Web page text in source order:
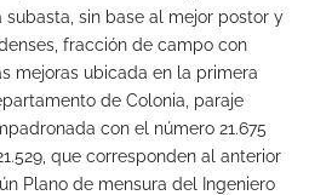
sin base al mejor postor y
fracción de campo con
mejoras ubicada en la primera
de Colonia, paraje
con el número 21.675
que corresponden al anterior
Plano de mensura del Ingeniero